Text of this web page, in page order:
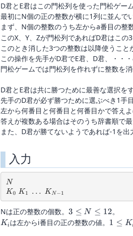
D君とE君はこの門松列を使った門松ゲー
最初にN個の正の整数が横に1列に並んで
まず、N個の整数のうち左からa番目の
このX、Y、Zが門松列であればD君はこ
このとき消した3つの整数は以降使うこと
この操作を先手がD君でE君、D君、・・
門松ゲームでは門松列を作れずに整数を
D君とE君は共に勝つために最善な選択を
先手のD君が必ず勝つために選ぶべき1手
左から何番目と何番目と何番目かで答え
答えが複数ある場合はそのうち辞書順で
また、D君が勝てないようであれば-1を出
入力
N
N
K_0\ K_1\ \dots\ K_{N-1}
K0 K1 … KN −1
Nは正の整数の個数。 3\le
N
3 ≤ N ≤ 12。
K_i
Kiは左からi番目の正の整数の値。 1\le
1 ≤ K